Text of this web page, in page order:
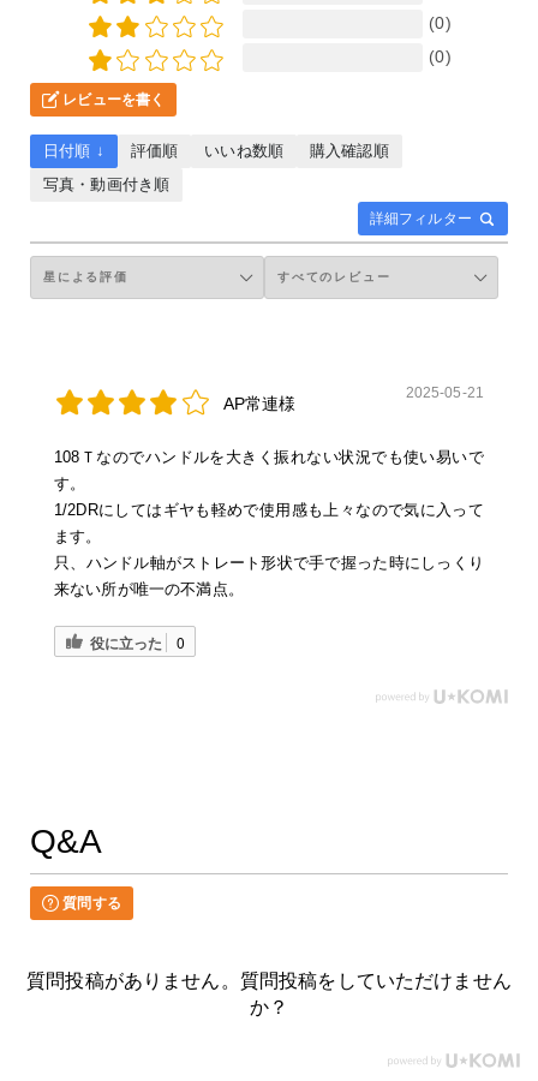
(0)
(0)
レビューを書く
詳細フィルター
日付順 ↓ 評価順 いいね数順
購入確認順
写真・動画付き順
AP常連様
2025-05-21
108Ｔなのでハンドルを大きく振れない状況でも使い易いで
す。
1/2DRにしてはギヤも軽めで使用感も上々なので気に入って
ます。
只、ハンドル軸がストレート形状で手で握った時にしっくり
来ない所が唯一の不満点。
役に立った 0
Q&A
質問する
質問投稿がありません。質問投稿をしていただけません
か？